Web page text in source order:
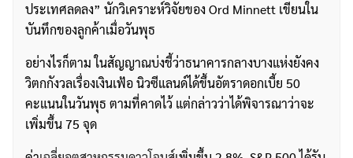
ประเทศลดลง” นักวิเคราะห์วิจัยของ Ord Minnett เขียนใน
บันทึกของลูกค้าเมื่อวันพุธ
อย่างไรก็ตาม ในสัญญาณบ่งชี้ว่าธนาคารกลางบางแห่งยังคง
วิตกกังวลเรื่องเงินเฟ้อ นิวซีแลนด์ได้ขึ้นอัตราดอกเบี้ย 50
คะแนนในวันพุธ ตามที่คาดไว้ แต่กล่าวว่าได้พิจารณาว่าจะ
เพิ่มขึ้น 75 จุด